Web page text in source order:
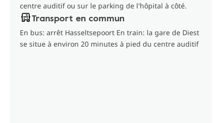
centre auditif ou sur le parking de l'hôpital à côté.
Transport en commun
En bus: arrêt Hasseltsepoort En train: la gare de Diest
se situe à environ 20 minutes à pied du centre auditif